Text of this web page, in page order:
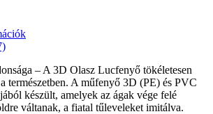
– A 3D Olasz Lucfenyő tökéletesen
természetben. A műfenyő 3D (PE) és PVC
készült, amelyek az ágak vége felé
váltanak, a fiatal tűleveleket imitálva.